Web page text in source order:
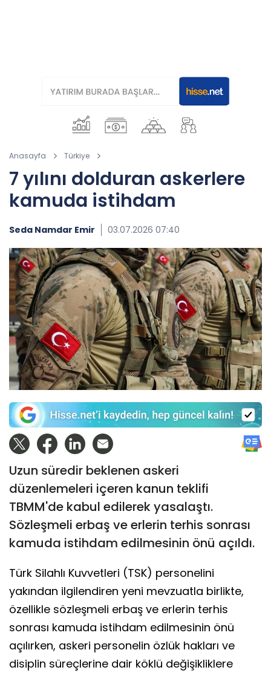
Anasayfa Türkiye
7 yılını dolduran askerlere
kamuda istihdam
Seda Namdar Emir 03.07.2026 07:40
Uzun süredir beklenen askeri
düzenlemeleri içeren kanun teklifi
TBMM'de kabul edilerek yasalaştı.
Sözleşmeli erbaş ve erlerin terhis sonrası
kamuda istihdam edilmesinin önü açıldı.
Türk Silahlı Kuvvetleri (TSK) personelini
yakından ilgilendiren yeni mevzuatla birlikte,
özellikle sözleşmeli erbaş ve erlerin terhis
sonrası kamuda istihdam edilmesinin önü
açılırken, askeri personelin özlük hakları ve
disiplin süreçlerine dair köklü değişikliklere